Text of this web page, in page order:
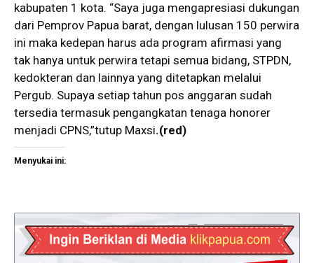
kabupaten 1 kota. “Saya juga mengapresiasi dukungan
dari Pemprov Papua barat, dengan lulusan 150 perwira
ini maka kedepan harus ada program afirmasi yang
tak hanya untuk perwira tetapi semua bidang, STPDN,
kedokteran dan lainnya yang ditetapkan melalui
Pergub. Supaya setiap tahun pos anggaran sudah
tersedia termasuk pengangkatan tenaga honorer
menjadi CPNS,”tutup Maxsi.(red)
Menyukai ini: